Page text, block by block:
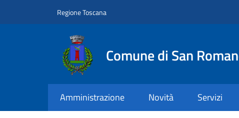
Regione Toscana
Comune di San
Amministrazione Novità Servizi